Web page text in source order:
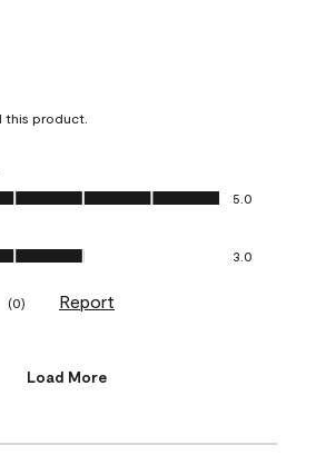
this product.
out of 5
5.0
out of 5
3.0
(0) Report
Load More